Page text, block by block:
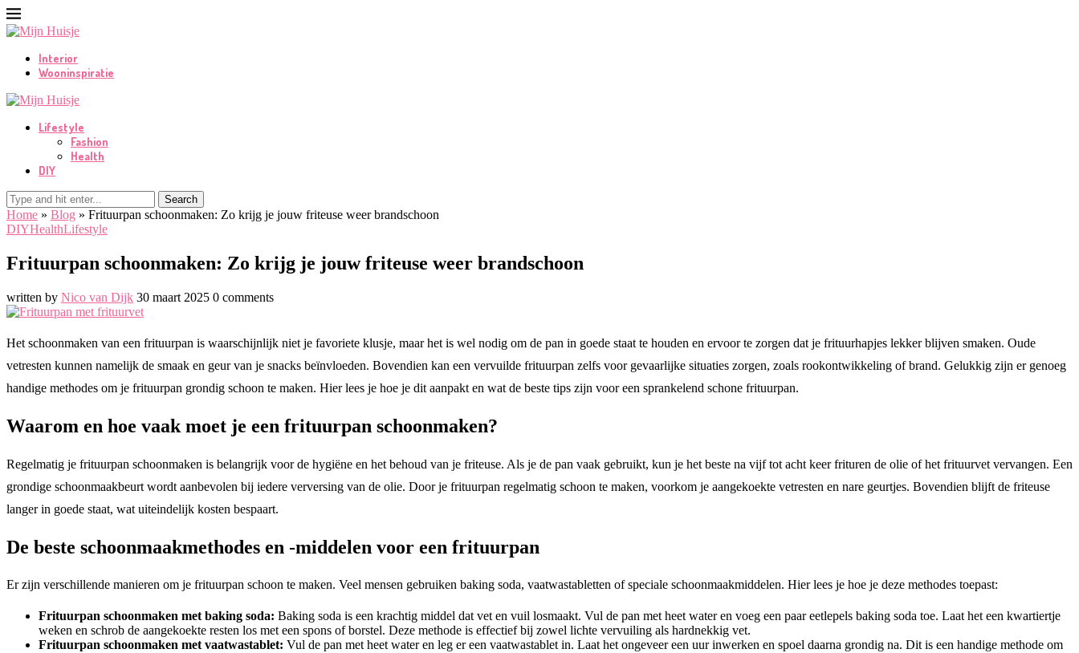
Interior
Wooninspiratie
Lifestyle
Fashion
Health
DIY
Search
Home » Blog » Frituurpan schoonmaken: Zo krijg je jouw friteuse weer brandschoon
DIYHealthLifestyle
Frituurpan schoonmaken: Zo krijg je jouw friteuse weer brandschoon
written by Nico van Dijk 30 maart 2025 0 comments
Het schoonmaken van een frituurpan is waarschijnlijk niet je favoriete klusje, maar het is wel nodig om de pan in goede staat te houden en ervoor te zorgen dat je frituurhapjes lekker blijven smaken. Oude
vetresten kunnen namelijk de smaak en geur van je snacks beïnvloeden. Bovendien kan een vervuilde frituurpan zelfs voor gevaarlijke situaties zorgen, zoals rookontwikkeling of brand. Gelukkig zijn er genoeg
handige methodes om je frituurpan grondig schoon te maken. Hier lees je hoe je dit aanpakt en wat de beste tips zijn voor een sprankelend schone frituurpan.
Waarom en hoe vaak moet je een frituurpan schoonmaken?
Regelmatig je frituurpan schoonmaken is belangrijk voor de hygiëne en het behoud van je friteuse. Als je de pan vaak gebruikt, kun je het beste na vijf tot acht keer frituren de olie of het frituurvet vervangen. Een
grondige schoonmaakbeurt wordt aanbevolen bij iedere verversing van de olie. Door je frituurpan regelmatig schoon te maken, voorkom je aangekoekte vetresten en nare geurtjes. Bovendien blijft de friteuse
langer in goede staat, wat uiteindelijk kosten bespaart.
De beste schoonmaakmethodes en -middelen voor een frituurpan
Er zijn verschillende manieren om je frituurpan schoon te maken. Veel mensen gebruiken baking soda, vaatwastabletten of speciale schoonmaakmiddelen. Hier lees je hoe je deze methodes toepast:
Frituurpan schoonmaken met baking soda: Baking soda is een krachtig middel dat vet en vuil losmaakt. Vul de pan met heet water en voeg een paar eetlepels baking soda toe. Laat het een kwartiertje
weken en schrob de aangekoekte resten los met een spons of borstel. Deze methode is effectief bij zowel lichte vervuiling als hardnekkig vet.
Frituurpan schoonmaken met vaatwastablet: Vul de pan met heet water en leg er een vaatwastablet in. Laat het ongeveer een uur inwerken en spoel daarna grondig na. Dit is een handige methode om